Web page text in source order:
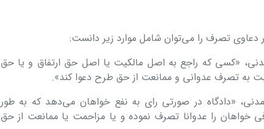
دعاوی تصرف را می‌توان شامل موارد زیر دانست:
دادرسی مدنی، «کسی که راجع به اصل مالکیت یا اصل حق ارتفاق و یا حق
به تصرف عدوانی و ممانعت از حق طرح دعوا کند».
دادرسی مدنی، «دادگاه در صورتی رای به نفع خواهان می‌دهد که به طور
خواهان را عدوانا تصرف نموده و یا مزاحمت یا ممانعت از حق